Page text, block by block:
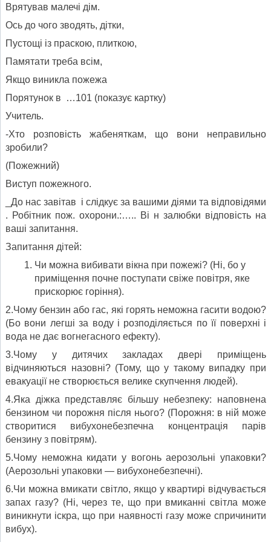
Врятував малечі дім.
Ось до чого зводять, дітки,
Пустощі із праскою, плиткою,
Памятати треба всім,
Якщо виникла пожежа
Порятунок в …101 (показує картку)
Учитель.
-Хто розповість жабеняткам, що вони неправильно
зробили?
(Пожежний)
Виступ пожежного.
_До нас завітав і слідкує за вашими діями та відповідями
. Робітник пож. охорони.:….. Ві н залюбки відповість на
ваші запитання.
Запитання дітей:
Чи можна вибивати вікна при пожежі? (Ні, бо у
приміщення почне поступати свіже повітря, яке
прискорює горіння).
2.Чому бензин або гас, які горять неможна гасити водою?
(Бо вони легші за воду і розподіляється по її поверхні і
вода не дає вогнегасного ефекту).
3.Чому у дитячих закладах двері приміщень
відчиняються назовні? (Тому, що у такому випадку при
евакуації не створюється велике скупчення людей).
4.Яка діжка представляє більшу небезпеку: наповнена
бензином чи порожня після нього? (Порожня: в ній може
створитися вибухонебезпечна концентрація парів
бензину з повітрям).
5.Чому неможна кидати у вогонь аерозольні упаковки?
(Аерозольні упаковки — вибухонебезпечні).
6.Чи можна вмикати світло, якщо у квартирі відчувається
запах газу? (Ні, через те, що при вмиканні світла може
виникнути іскра, що при наявності газу може спричинити
вибух).